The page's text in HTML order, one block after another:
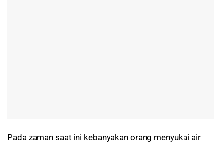
Pada zaman saat ini kebanyakan orang menyukai air